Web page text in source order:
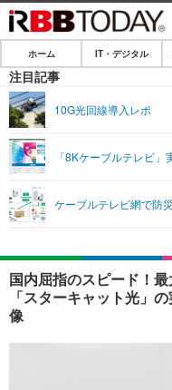
ホーム
IT・デジタル
ショッピング
SPEED TEST
エンタメ
エンタメTOP
音楽
ライフ
ライフTOP
ペット
リリース一覧
プッシュ通知の停止方法
ホーム IT・デジタル
注目記事
10G光回線導入レポ
「8Kケーブルテレビ
ケーブルテレビ網で防
国内屈指のスピード！
「スターキャット光」
像